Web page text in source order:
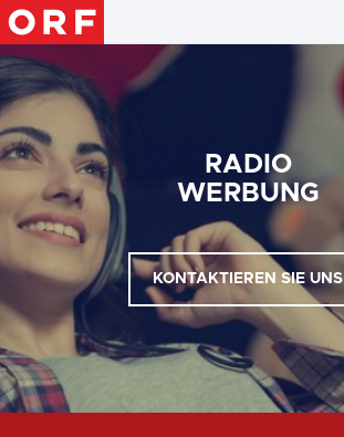
RADIO
WERBUNG
KONTAKTIEREN SIE UNS